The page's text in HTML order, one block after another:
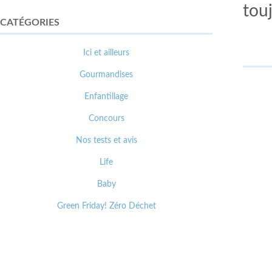
CATÉGORIES
Ici et ailleurs
Gourmandises
Enfantillage
Concours
Nos tests et avis
Life
Baby
Green Friday! Zéro Déchet